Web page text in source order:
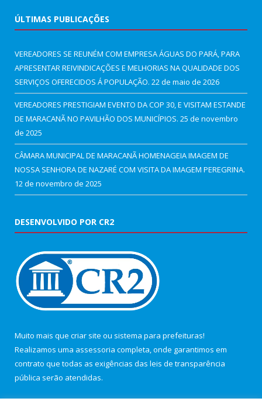
ÚLTIMAS PUBLICAÇÕES
VEREADORES SE REUNÉM COM EMPRESA ÁGUAS DO PARÁ, PARA
APRESENTAR REIVINDICAÇÕES E MELHORIAS NA QUALIDADE DOS
SERVIÇOS OFERECIDOS Á POPULAÇÃO. 22 de maio de 2026
VEREADORES PRESTIGIAM EVENTO DA COP 30, E VISITAM ESTANDE
DE MARACANÃ NO PAVILHÃO DOS MUNICÍPIOS. 25 de novembro
de 2025
CÂMARA MUNICIPAL DE MARACANÃ HOMENAGEIA IMAGEM DE
NOSSA SENHORA DE NAZARÉ COM VISITA DA IMAGEM PEREGRINA.
12 de novembro de 2025
DESENVOLVIDO POR CR2
Muito mais que criar site ou sistema para prefeituras!
Realizamos uma assessoria completa, onde garantimos em
contrato que todas as exigências das leis de transparência
pública serão atendidas.